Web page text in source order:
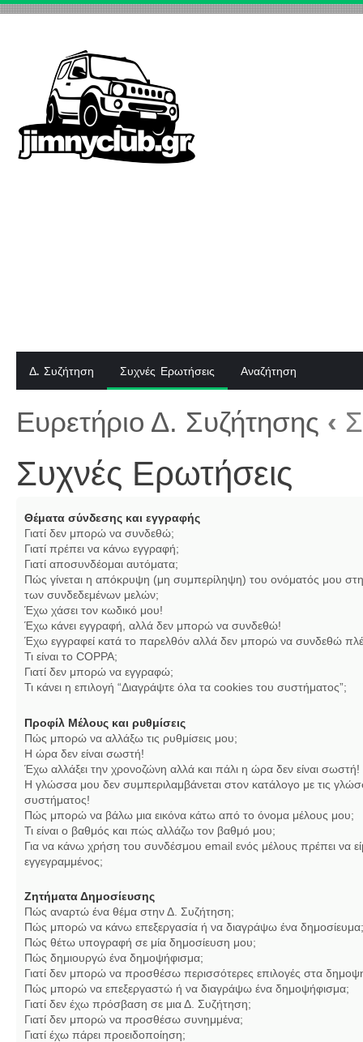
Δ. Συζήτηση Συχνές Ερωτήσεις Αναζήτηση
Ευρετήριο Δ. Συζήτησης ‹
Συχνές Ερωτήσεις
Θέματα σύνδεσης και εγγραφής
Γιατί δεν μπορώ να συνδεθώ;
Γιατί πρέπει να κάνω εγγραφή;
Γιατί αποσυνδέομαι αυτόματα;
Πώς γίνεται η απόκρυψη (μη συμπερίληψη) του ονόματός μου στη
των συνδεδεμένων μελών;
Έχω χάσει τον κωδικό μου!
Έχω κάνει εγγραφή, αλλά δεν μπορώ να συνδεθώ!
Έχω εγγραφεί κατά το παρελθόν αλλά δεν μπορώ να συνδεθώ
Τι είναι το COPPA;
Γιατί δεν μπορώ να εγγραφώ;
Τι κάνει η επιλογή “Διαγράψτε όλα τα cookies του συστήματος”;
Προφίλ Μέλους και ρυθμίσεις
Πώς μπορώ να αλλάξω τις ρυθμίσεις μου;
Η ώρα δεν είναι σωστή!
Έχω αλλάξει την χρονοζώνη αλλά και πάλι η ώρα δεν είναι σωστή!
Η γλώσσα μου δεν συμπεριλαμβάνεται στον κατάλογο με τις
συστήματος!
Πώς μπορώ να βάλω μια εικόνα κάτω από το όνομα μέλους μου;
Τι είναι ο βαθμός και πώς αλλάζω τον βαθμό μου;
Για να κάνω χρήση του συνδέσμου email ενός μέλους πρέπει να
εγγεγραμμένος;
Ζητήματα Δημοσίευσης
Πώς αναρτώ ένα θέμα στην Δ. Συζήτηση;
Πώς μπορώ να κάνω επεξεργασία ή να διαγράψω ένα δημοσίευμα;
Πώς θέτω υπογραφή σε μία δημοσίευση μου;
Πώς δημιουργώ ένα δημοψήφισμα;
Γιατί δεν μπορώ να προσθέσω περισσότερες επιλογές στα
Πώς μπορώ να επεξεργαστώ ή να διαγράψω ένα δημοψήφισμα;
Γιατί δεν έχω πρόσβαση σε μια Δ. Συζήτηση;
Γιατί δεν μπορώ να προσθέσω συνημμένα;
Γιατί έχω πάρει προειδοποίηση;